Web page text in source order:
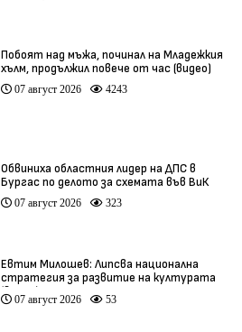
Побоят над мъжа, починал на Младежкия
хълм, продължил повече от час (видео)
07 август 2026 4243
Обвиниха областния лидер на ДПС в
Бургас по делото за схемата във ВиК
07 август 2026 323
Евтим Милошев: Липсва национална
стратегия за развитие на културата
(видео)
07 август 2026 53